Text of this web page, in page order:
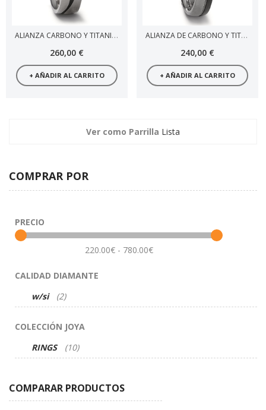
ALIANZA CARBONO Y TITANIO SERIGRAFÍA
260,00 €
+ AÑADIR AL CARRITO
ALIANZA DE CARBONO Y TITANIO
240,00 €
+ AÑADIR AL CARRITO
Ver como Parrilla Lista
COMPRAR POR
PRECIO
220.00€ - 780.00€
CALIDAD DIAMANTE
w/si
2artículos
COLECCIÓN JOYA
RINGS
10artículos
COMPARAR PRODUCTOS